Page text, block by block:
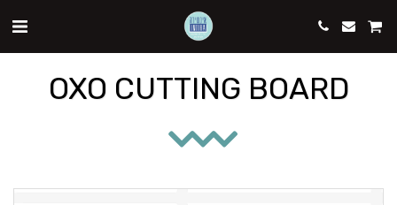
OXO CUTTING BOARD